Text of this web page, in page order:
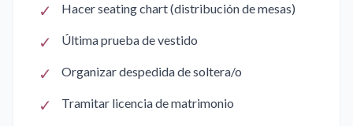
✓ Hacer seating chart (distribución de mesas)
✓ Última prueba de vestido
✓ Organizar despedida de soltera/o
✓ Tramitar licencia de matrimonio